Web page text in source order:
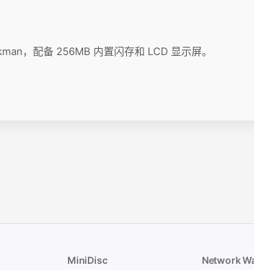
，配备 256MB 内置闪存和 LCD 显示屏。
MiniDisc Network